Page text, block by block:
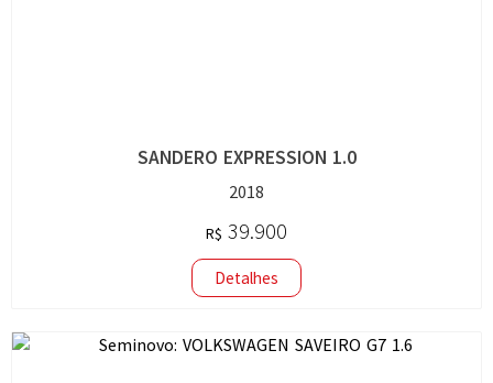
SANDERO EXPRESSION 1.0
2018
R$ 39.900
Detalhes